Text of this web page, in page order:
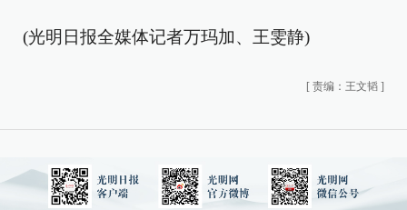
(光明日报全媒体记者万玛加、王雯静)
[ 责编：王文韬 ]